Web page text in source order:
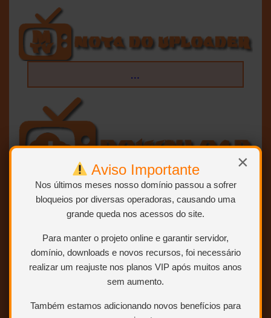
×
Aviso Importante
Nos últimos meses nosso domínio passou a sofrer
bloqueios por diversas operadoras, causando uma
grande queda nos acessos do site.
Para manter o projeto online e garantir servidor,
domínio, downloads e novos recursos, foi necessário
realizar um reajuste nos planos VIP após muitos anos
sem aumento.
Também estamos adicionando novos benefícios para
…
SEM RAR, SEM LIMITE E
DIRETO: